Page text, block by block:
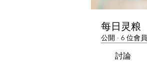
每日灵粮
公開 · 6 位會員
討論